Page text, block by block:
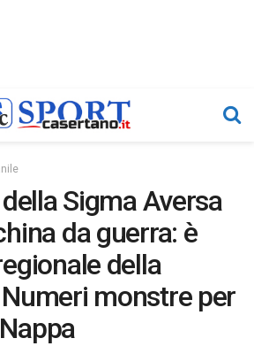
della Sigma Aversa
da guerra: è
della
monstre per